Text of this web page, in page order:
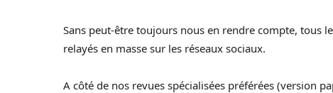
Sans peut-être toujours nous en rendre compte, tous
relayés en masse sur les réseaux sociaux.
A côté de nos revues spécialisées préférées (version